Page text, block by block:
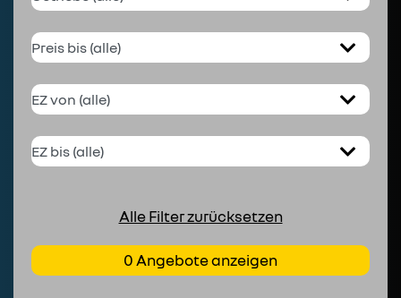
Alle Filter zurücksetzen
0 Angebote anzeigen